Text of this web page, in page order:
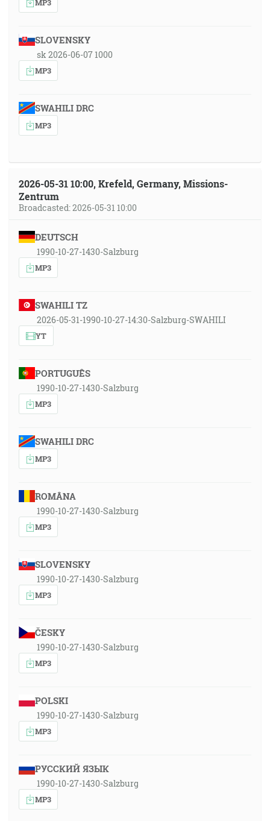
SLOVENSKY
sk 2026-06-07 1000
MP3
SWAHILI DRC
MP3
2026-05-31 10:00, Krefeld, Germany, Missions-
Zentrum
Broadcasted: 2026-05-31 10:00
DEUTSCH
1990-10-27-1430-Salzburg
MP3
SWAHILI TZ
2026-05-31-1990-10-27-14:30-Salzburg-SWAHILI
YT
PORTUGUÊS
1990-10-27-1430-Salzburg
MP3
SWAHILI DRC
MP3
ROMÂNA
1990-10-27-1430-Salzburg
MP3
SLOVENSKY
1990-10-27-1430-Salzburg
MP3
ČESKY
1990-10-27-1430-Salzburg
MP3
POLSKI
1990-10-27-1430-Salzburg
MP3
РУССКИЙ ЯЗЫК
1990-10-27-1430-Salzburg
MP3